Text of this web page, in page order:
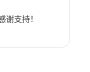
谢支持！